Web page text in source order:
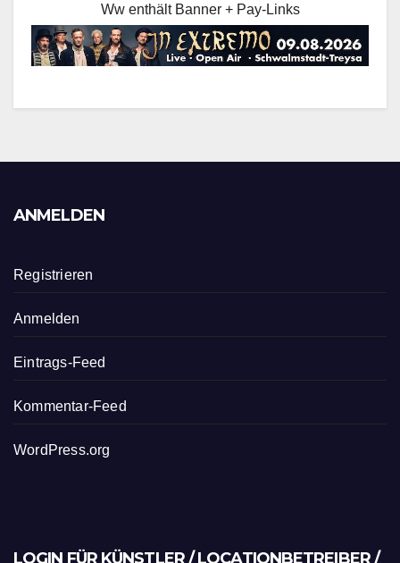
Ww enthält Banner + Pay-Links
ANMELDEN
Registrieren
Anmelden
Eintrags-Feed
Kommentar-Feed
WordPress.org
LOGIN FÜR KÜNSTLER / LOCATIONBETREIBER /